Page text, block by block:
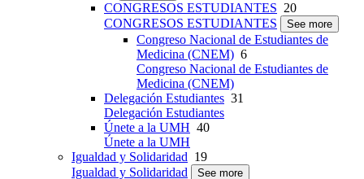
CONGRESOS ESTUDIANTES 20
CONGRESOS ESTUDIANTES
See more
Congreso Nacional de Estudiantes de
Medicina (CNEM) 6
Congreso Nacional de Estudiantes de
Medicina (CNEM)
Delegación Estudiantes 31
Delegación Estudiantes
Únete a la UMH 40
Únete a la UMH
Igualdad y Solidaridad 19
Igualdad y Solidaridad
See more